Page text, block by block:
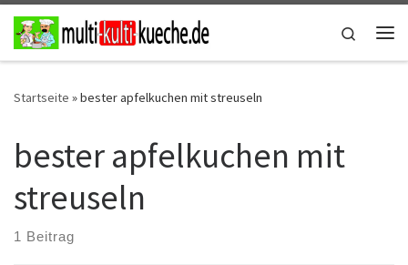
Zum Inhalt springen
Search
Startseite »bester apfelkuchen mit streuseln
bester apfelkuchen mit
streuseln
1 Beitrag